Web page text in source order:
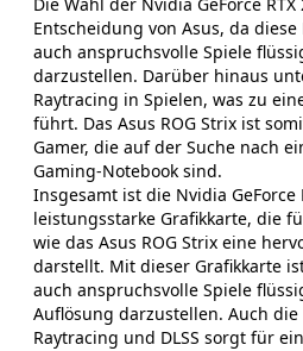
Entscheidung von Asus, da
auch anspruchsvolle Spiele
darzustellen. Darüber hinaus
Raytracing in Spielen, was zu
führt. Das Asus ROG Strix ist
Gamer, die auf der Suche nach
Gaming-Notebook sind.
Insgesamt ist die Nvidia GeForce
leistungsstarke Grafikkarte, die
wie das Asus ROG Strix eine
darstellt. Mit dieser Grafikkarte
auch anspruchsvolle Spiele
Auflösung darzustellen. Auch
Raytracing und DLSS sorgt für